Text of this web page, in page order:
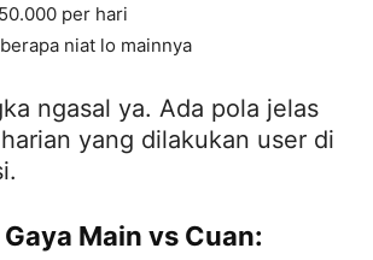
per hari
niat lo mainnya
ngasal ya. Ada pola jelas
yang dilakukan user di
Main vs Cuan: